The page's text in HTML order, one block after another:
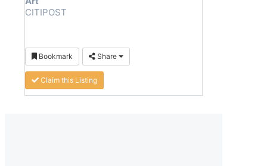
CITIPOST
Bookmark Share
Claim this Listing